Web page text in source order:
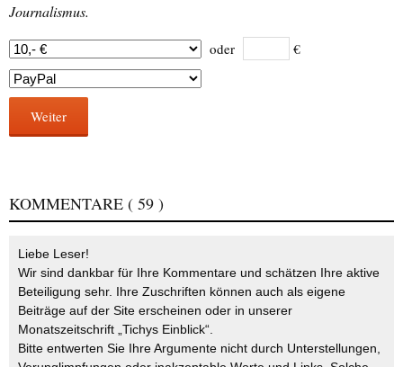
Journalismus.
oder €
Weiter
KOMMENTARE ( 59 )
Liebe Leser!
Wir sind dankbar für Ihre Kommentare und schätzen Ihre aktive
Beteiligung sehr. Ihre Zuschriften können auch als eigene
Beiträge auf der Site erscheinen oder in unserer
Monatszeitschrift „Tichys Einblick“.
Bitte entwerten Sie Ihre Argumente nicht durch Unterstellungen,